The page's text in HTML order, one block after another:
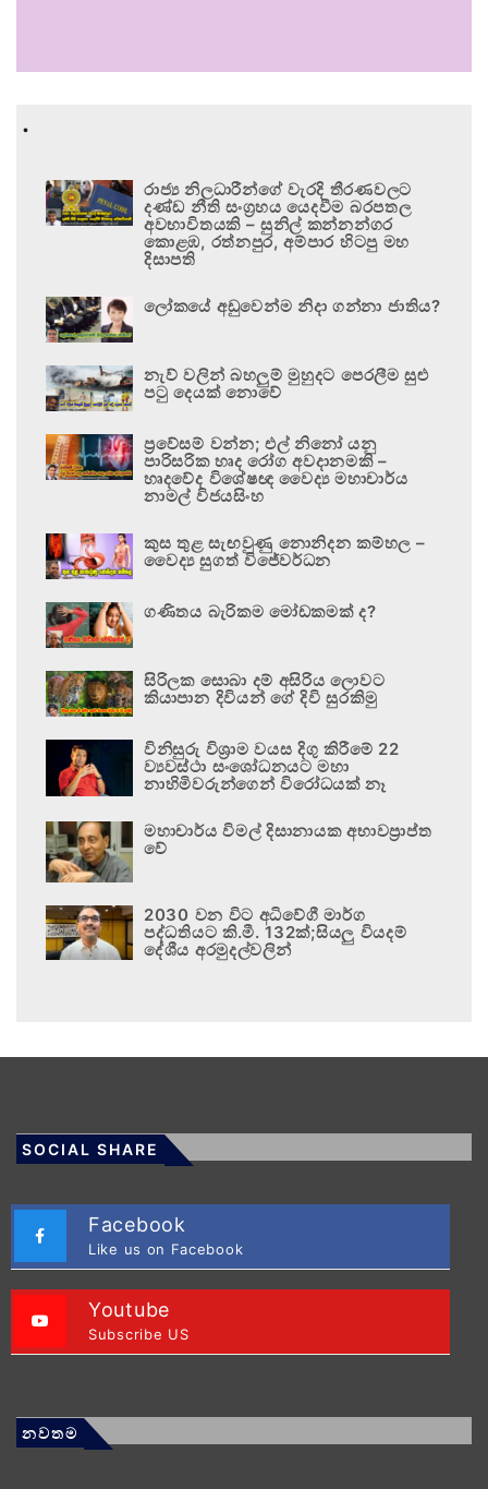
.
රාජ්‍ය නිලධාරීන්ගේ වැරදි තීරණවලට
දණ්ඩ නීති සංග්‍රහය යෙදවීම බරපතල
අවභාවිතයකි – සුනිල් කන්නන්ගර
කොළඹ, රත්නපුර, අම්පාර හිටපු මහ
දිසාපති
ලෝකයේ අඩුවෙන්ම නිදා ගන්නා ජාතිය?
නැව් වලින් බහලුම් මුහුදට පෙරලීම සුළු
පටු දෙයක් නොවේ
ප්‍රවේසම් වන්න; එල් නිනෝ යනු
පාරිසරික හෘද රෝග අවදානමකි –
හෘදවේද විශේෂඥ වෛද්‍ය මහාචාර්ය
නාමල් විජයසිංහ
කුස තුළ සැඟවුණු නොනිදන කම්හල –
වෛද්‍ය සුගත් විජේවර්ධන
ගණිතය බැරිකම මෝඩකමක් ද?
සිරිලක සොබා දම් අසිරිය ලොවට
කියාපාන දිවියන් ගේ දිවි සුරකිමු
විනිසුරු විශ්‍රාම වයස දිගු කිරීමේ 22
ව්‍යවස්ථා සංශෝධනයට මහා
නාහිමිවරුන්ගෙන් විරෝධයක් නෑ
මහාචාර්ය විමල් දිසානායක අභාවප්‍රාප්ත
වේ
2030 වන විට අධිවේගී මාර්ග
පද්ධතියට කි.මී. 132ක්;සියලු වියදම්
දේශීය අරමුදල්වලින්
SOCIAL SHARE
Facebook
Like us on Facebook
Youtube
Subscribe US
නවතම